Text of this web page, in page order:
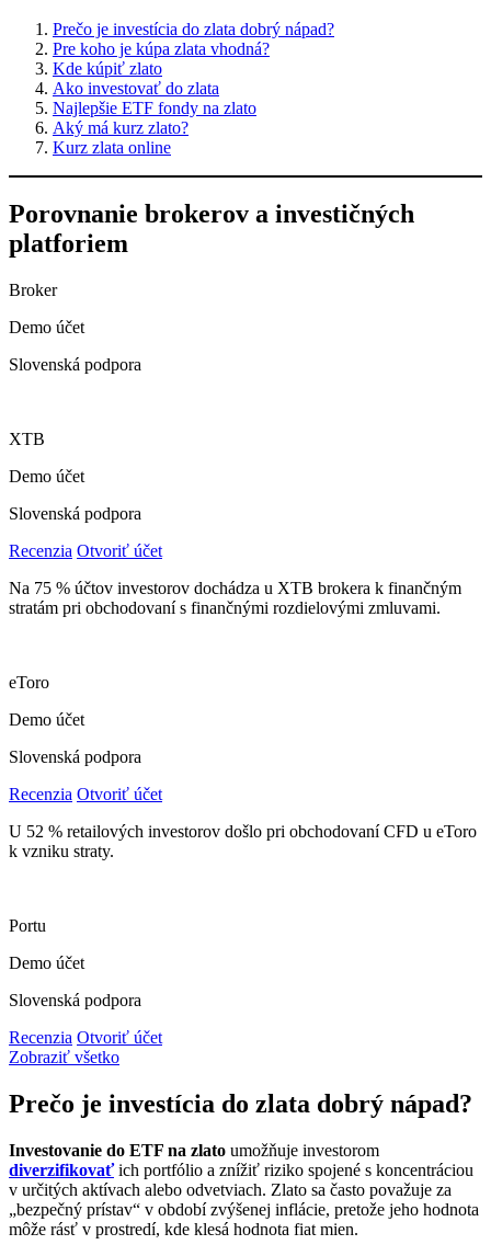
Prečo je investícia do zlata dobrý nápad?
Pre koho je kúpa zlata vhodná?
Kde kúpiť zlato
Ako investovať do zlata
Najlepšie ETF fondy na zlato
Aký má kurz zlato?
Kurz zlata online
Porovnanie brokerov a investičných
platforiem
Broker
Demo účet
Slovenská podpora
XTB
Demo účet
Slovenská podpora
Recenzia Otvoriť účet
Na 75 % účtov investorov dochádza u XTB brokera k finančným
stratám pri obchodovaní s finančnými rozdielovými zmluvami.
eToro
Demo účet
Slovenská podpora
Recenzia Otvoriť účet
U 52 % retailových investorov došlo pri obchodovaní CFD u eToro
k vzniku straty.
Portu
Demo účet
Slovenská podpora
Recenzia Otvoriť účet
Zobraziť všetko
Prečo je investícia do zlata dobrý nápad?
Investovanie do ETF na zlato umožňuje investorom
diverzifikovaťich portfólio a znížiť riziko spojené s koncentráciou
v určitých aktívach alebo odvetviach. Zlato sa často považuje za
„bezpečný prístav“ v období zvýšenej inflácie, pretože jeho hodnota
môže rásť v prostredí, kde klesá hodnota fiat mien.